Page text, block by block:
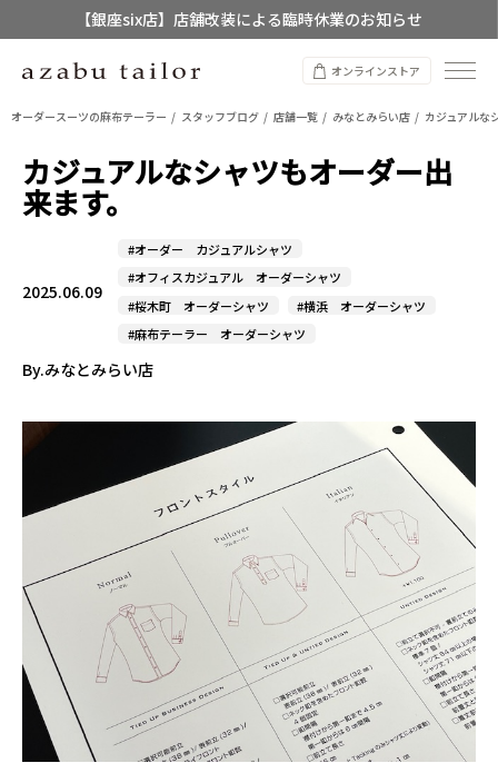
【店舗限定】レディースオーダースーツ
8/12~8/16 夏季休業のお知らせ
オンラインストア
オーダースーツの麻布テーラー スタッフブログ 店舗一覧 みなとみらい店 カジュアルな
カジュアルなシャツもオーダー出
来ます。
2025.06.09
#オーダー カジュアルシャツ
#オフィスカジュアル オーダーシャツ
#桜木町 オーダーシャツ
#横浜 オーダーシャツ
#麻布テーラー オーダーシャツ
By.みなとみらい店